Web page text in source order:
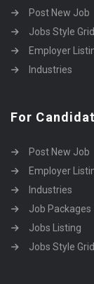
Post New Job
Jobs Style Grid
Employer
Industries
For
Post New Job
Employer
Industries
Job Packages
Jobs Listing
Jobs Style Grid